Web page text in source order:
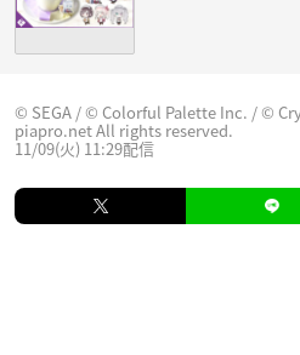
© SEGA / © Colorful Palette Inc. / ©
piapro.net All rights reserved.
11/09(火) 11:29配信